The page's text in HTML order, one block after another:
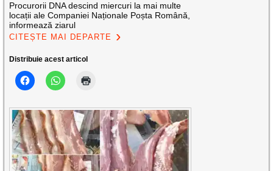
Procurorii DNA descind miercuri la mai multe
locații ale Companiei Naționale Poșta Română,
informează ziarul
CITEȘTE MAI DEPARTE
Distribuie acest articol